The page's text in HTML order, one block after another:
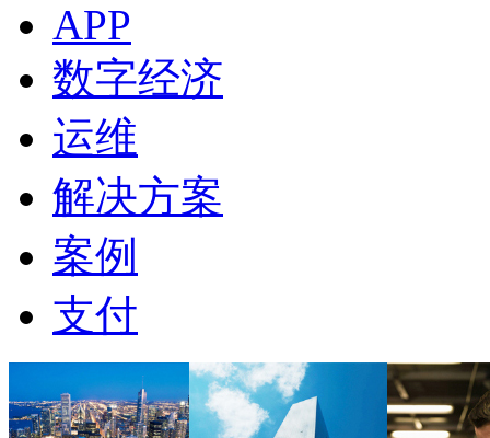
APP
数字经济
运维
解决方案
案例
支付